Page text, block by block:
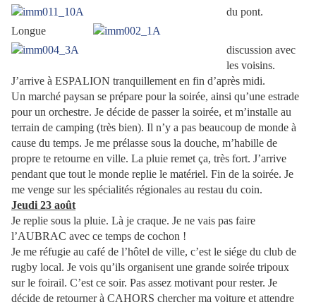
du pont.
Longue
discussion avec
les voisins.
J’arrive à ESPALION tranquillement en fin d’après midi.
Un marché paysan se prépare pour la soirée, ainsi qu’une estrade
pour un orchestre. Je décide de passer la soirée, et m’installe au
terrain de camping (très bien). Il n’y a pas beaucoup de monde à
cause du temps. Je me prélasse sous la douche, m’habille de
propre te retourne en ville. La pluie remet ça, très fort. J’arrive
pendant que tout le monde replie le matériel. Fin de la soirée. Je
me venge sur les spécialités régionales au restau du coin.
Jeudi 23 août
Je replie sous la pluie. Là je craque. Je ne vais pas faire
l’AUBRAC avec ce temps de cochon !
Je me réfugie au café de l’hôtel de ville, c’est le siége du club de
rugby local. Je vois qu’ils organisent une grande soirée tripoux
sur le foirail. C’est ce soir. Pas assez motivant pour rester. Je
décide de retourner à CAHORS chercher ma voiture et attendre